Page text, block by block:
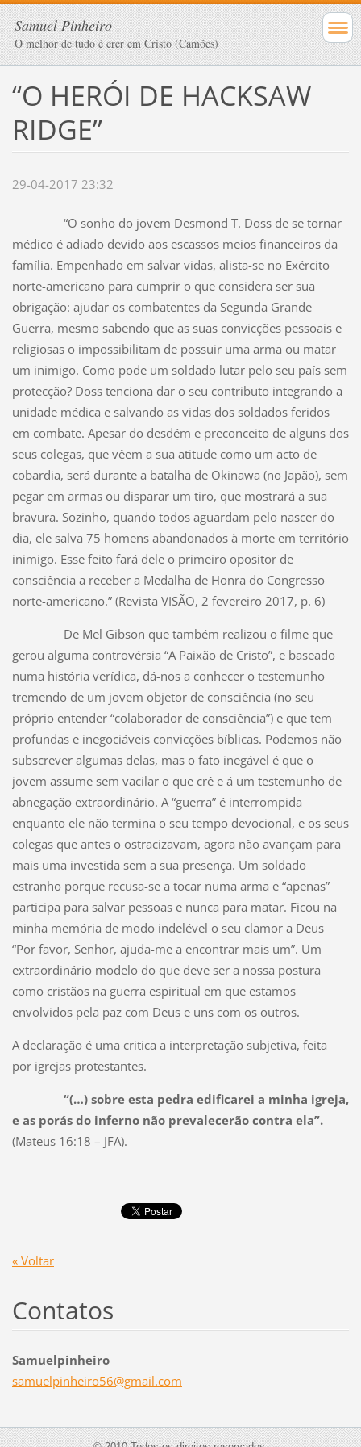
Samuel Pinheiro
O melhor de tudo é crer em Cristo (Camões)
“O HERÓI DE HACKSAW
RIDGE”
29-04-2017 23:32
“O sonho do jovem Desmond T. Doss de se tornar
médico é adiado devido aos escassos meios financeiros da
família. Empenhado em salvar vidas, alista-se no Exército
norte-americano para cumprir o que considera ser sua
obrigação: ajudar os combatentes da Segunda Grande
Guerra, mesmo sabendo que as suas convicções pessoais e
religiosas o impossibilitam de possuir uma arma ou matar
um inimigo. Como pode um soldado lutar pelo seu país sem
protecção? Doss tenciona dar o seu contributo integrando a
unidade médica e salvando as vidas dos soldados feridos
em combate. Apesar do desdém e preconceito de alguns dos
seus colegas, que vêem a sua atitude como um acto de
cobardia, será durante a batalha de Okinawa (no Japão), sem
pegar em armas ou disparar um tiro, que mostrará a sua
bravura. Sozinho, quando todos aguardam pelo nascer do
dia, ele salva 75 homens abandonados à morte em território
inimigo. Esse feito fará dele o primeiro opositor de
consciência a receber a Medalha de Honra do Congresso
norte-americano.” (Revista VISÃO, 2 fevereiro 2017, p. 6)
De Mel Gibson que também realizou o filme que
gerou alguma controvérsia “A Paixão de Cristo”, e baseado
numa história verídica, dá-nos a conhecer o testemunho
tremendo de um jovem objetor de consciência (no seu
próprio entender “colaborador de consciência”) e que tem
profundas e inegociáveis convicções bíblicas. Podemos não
subscrever algumas delas, mas o fato inegável é que o
jovem assume sem vacilar o que crê e á um testemunho de
abnegação extraordinário. A “guerra” é interrompida
enquanto ele não termina o seu tempo devocional, e os seus
colegas que antes o ostracizavam, agora não avançam para
mais uma investida sem a sua presença. Um soldado
estranho porque recusa-se a tocar numa arma e “apenas”
participa para salvar pessoas e nunca para matar. Ficou na
minha memória de modo indelével o seu clamor a Deus
“Por favor, Senhor, ajuda-me a encontrar mais um”. Um
extraordinário modelo do que deve ser a nossa postura
como cristãos na guerra espiritual em que estamos
envolvidos pela paz com Deus e uns com os outros.
A declaração é uma critica a interpretação subjetiva, feita
por igrejas protestantes.
“(…) sobre esta pedra edificarei a minha igreja,
e as porás do inferno não prevalecerão contra ela”.
(Mateus 16:18 – JFA).
« Voltar
Contatos
Samuelpinheiro
samuelpinheiro56@gmail.com